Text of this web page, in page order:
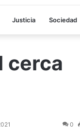
Justicia Sociedad
cerca
0